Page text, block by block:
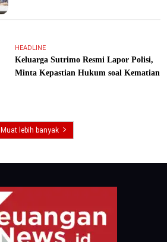
HEADLINE
Keluarga Sutrimo Resmi Lapor Polisi,
Minta Kepastian Hukum soal Kematian
Muat lebih banyak